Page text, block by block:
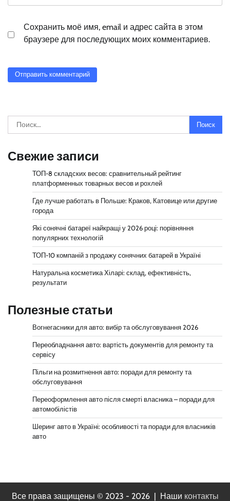
Сохранить моё имя, email и адрес сайта в этом
браузере для последующих моих комментариев.
Найти:
Свежие записи
ТОП-8 складских весов: сравнительный рейтинг
платформенных товарных весов и рохлей
Где лучше работать в Польше: Краков, Катовице или другие
города
Які сонячні батареї найкращі у 2026 році: порівняння
популярних технологій
ТОП-10 компаній з продажу сонячних батарей в Україні
Натуральна косметика Хіларі: склад, ефективність,
результати
Полезные статьи
Вогнегасники для авто: вибір та обслуговування 2026
Переобладнання авто: вартість документів для ремонту та
сервісу
Пільги на розмитнення авто: поради для ремонту та
обслуговування
Переоформлення авто після смерті власника – поради для
автомобілістів
Шеринг авто в Україні: особливості та поради для власників
авто
Все права защищены © 2023 - 2026 | Наши контакты